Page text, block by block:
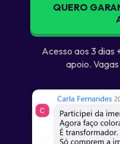
QUERO
apoio.